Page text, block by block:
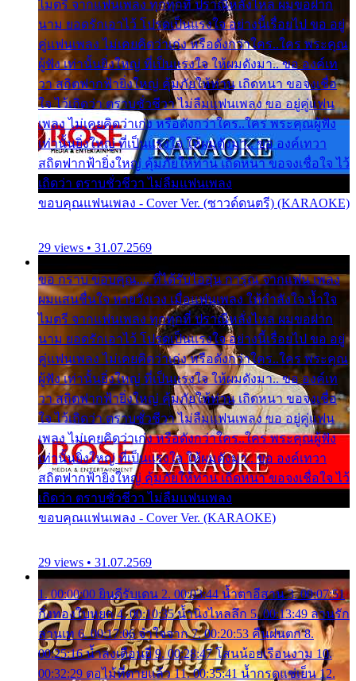
ไมตรี จากแฟนเพลง ทุกทุกที่ ปราณีหลั่งไหล ผมขอฝาก
นาม ยอดรักเอาไว้ โปรดเป็นแรงใจ อย่างนี้เรื่อยไป ขอ อยู่
คู่แฟนเพลง ไม่เคยคิดว่าเก่ง หรือดังกว่าใคร..ใคร พระคุณ
ผู้ฟัง เท่านั้นยิ่งใหญ่ ที่เป็นแรงใจ ให้ผมดังมา.. ขอ องค์เท
วา สถิตฟากฟ้ายิ่งใหญ่ คุ้มภัยให้ท่าน เถิดหนา ขอจงเชื่อ
ใจ ไว้เถิดว่า ตราบชั่วชีวา ไม่ลืมแฟนเพลง ขอ อยู่คู่แฟน
เพลง ไม่เคยคิดว่าเก่ง หรือดังกว่าใคร..ใคร พระคุณผู้ฟัง
เท่านั้นยิ่งใหญ่ ที่เป็นแรงใจ ให้ผมดังมา.. ขอ องค์เทวา
สถิตฟากฟ้ายิ่งใหญ่ คุ้มภัยให้ท่าน เถิดหนา ขอจงเชื่อใจ ไว้
เถิดว่า ตราบชั่วชีวา ไม่ลืมแฟนเพลง
ขอบคุณแฟนเพลง - Cover Ver. (ซาวด์ดนตรี) (KARAOKE)
29 views • 31.07.2569
ขอ กราบ ขอบคุณ.... ที่ได้รับไออุ่น การุณ จากแฟน เพลง
ผมแสนชื่นใจ หายวังเวง เมื่อแฟนเพลง ให้กำลังใจ น้ำใจ
ไมตรี จากแฟนเพลง ทุกทุกที่ ปราณีหลั่งไหล ผมขอฝาก
นาม ยอดรักเอาไว้ โปรดเป็นแรงใจ อย่างนี้เรื่อยไป ขอ อยู่
คู่แฟนเพลง ไม่เคยคิดว่าเก่ง หรือดังกว่าใคร..ใคร พระคุณ
ผู้ฟัง เท่านั้นยิ่งใหญ่ ที่เป็นแรงใจ ให้ผมดังมา.. ขอ องค์เท
วา สถิตฟากฟ้ายิ่งใหญ่ คุ้มภัยให้ท่าน เถิดหนา ขอจงเชื่อ
ใจ ไว้เถิดว่า ตราบชั่วชีวา ไม่ลืมแฟนเพลง ขอ อยู่คู่แฟน
เพลง ไม่เคยคิดว่าเก่ง หรือดังกว่าใคร..ใคร พระคุณผู้ฟัง
เท่านั้นยิ่งใหญ่ ที่เป็นแรงใจ ให้ผมดังมา.. ขอ องค์เทวา
สถิตฟากฟ้ายิ่งใหญ่ คุ้มภัยให้ท่าน เถิดหนา ขอจงเชื่อใจ ไว้
เถิดว่า ตราบชั่วชีวา ไม่ลืมแฟนเพลง
ขอบคุณแฟนเพลง - Cover Ver. (KARAOKE)
29 views • 31.07.2569
1. 00:00:00 ยินดีรับเดน 2. 00:03:44 น้ำตาอีสาน 3. 00:07:51
กิ่งทองใบหยก 4. 00:10:35 น้ำนิ่งไหลลึก 5. 00:13:49 ลานรัก
ลานเท 6. 00:17:06 จำใจจาก 7. 00:20:53 คืนฝนตก 8.
00:25:16 น้ำลงเดือนยี่ 9. 00:28:47 โสนน้อยเรือนงาม 10.
00:32:29 ตอไม้ที่ตายแล้ว 11. 00:35:41 น้ำกรดแช่เย็น 12.